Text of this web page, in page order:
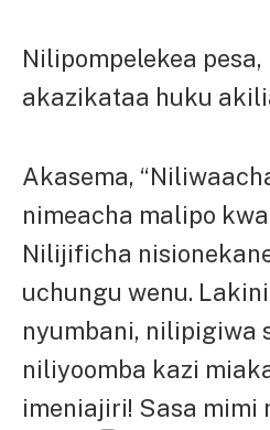
Nilipompelekea pesa,
akazikataa huku
Akasema,
nimeacha malipo
Nilijificha
uchungu wenu.
nyumbani, nilipigiwa
niliyoomba kazi
imeniajiri! Sasa mimi